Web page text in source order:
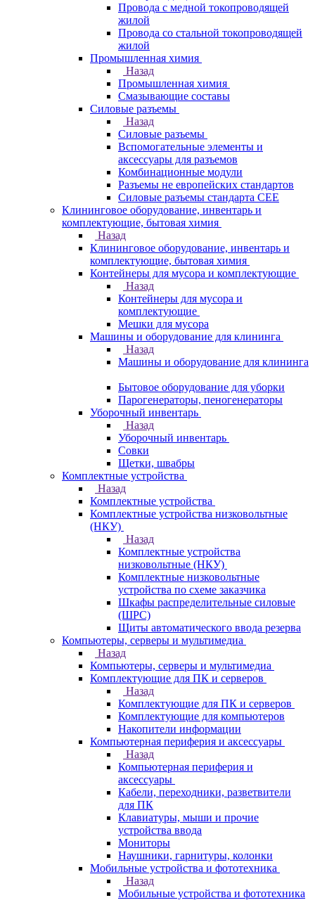
Провода с медной токопроводящей
жилой
Провода со стальной токопроводящей
жилой
Промышленная химия
Назад
Промышленная химия
Смазывающие составы
Силовые разъемы
Назад
Силовые разъемы
Вспомогательные элементы и
аксессуары для разъемов
Комбинационные модули
Разъемы не европейских стандартов
Силовые разъемы стандарта CEE
Клининговое оборудование, инвентарь и
комплектующие, бытовая химия
Назад
Клининговое оборудование, инвентарь и
комплектующие, бытовая химия
Контейнеры для мусора и комплектующие
Назад
Контейнеры для мусора и
комплектующие
Мешки для мусора
Машины и оборудование для клининга
Назад
Машины и оборудование для клининга
Бытовое оборудование для уборки
Парогенераторы, пеногенераторы
Уборочный инвентарь
Назад
Уборочный инвентарь
Совки
Щетки, швабры
Комплектные устройства
Назад
Комплектные устройства
Комплектные устройства низковольтные
(НКУ)
Назад
Комплектные устройства
низковольтные (НКУ)
Комплектные низковольтные
устройства по схеме заказчика
Шкафы распределительные силовые
(ШРС)
Щиты автоматического ввода резерва
Компьютеры, серверы и мультимедиа
Назад
Компьютеры, серверы и мультимедиа
Комплектующие для ПК и серверов
Назад
Комплектующие для ПК и серверов
Комплектующие для компьютеров
Накопители информации
Компьютерная периферия и аксессуары
Назад
Компьютерная периферия и
аксессуары
Кабели, переходники, разветвители
для ПК
Клавиатуры, мыши и прочие
устройства ввода
Мониторы
Наушники, гарнитуры, колонки
Мобильные устройства и фототехника
Назад
Мобильные устройства и фототехника